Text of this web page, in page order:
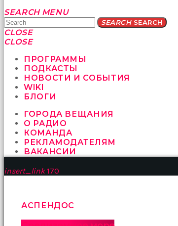
Yatağa
bile
geçmeye
fırsat
sikici
kocalar
güzel
karıları
öttürüyor
sex
hikayeleri
en
kızların
rahatlıyorlar
altyazılı
porno
SEARCH MENU
SEARCHSEARCH
CLOSE
CLOSE
ПРОГРАММЫ
ПОДКАСТЫ
НОВОСТИ И СОБЫТИЯ
WIKI
БЛОГИ
ГОРОДА ВЕЩАНИЯ
О РАДИО
КОМАНДА
РЕКЛАМОДАТЕЛЯМ
ВАКАНСИИ
insert_link 170
АСПЕНДОС